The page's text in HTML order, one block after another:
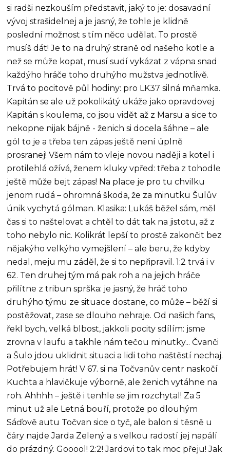
si radši nezkouším představit, jaký to je: dosavadní
vývoj strašidelnej a je jasný, že tohle je klidně
poslední možnost s tím něco udělat. To prostě
musíš dát! Je to na druhý straně od našeho kotle a
než se může kopat, musí sudí vykázat z vápna snad
každýho hráče toho druhýho mužstva jednotlivě.
Trvá to pocitově půl hodiny: pro LK37 silná mňamka.
Kapitán se ale už pokolikátý ukáže jako opravdovej
Kapitán s koulema, co jsou vidět až z Marsu a sice to
nekopne nijak bájně - ženich si docela šáhne – ale
gól to je a třeba ten zápas ještě není úplně
prosranej! Všem nám to vleje novou naději a kotel i
protilehlá ožívá, ženem kluky vpřed: třeba z tohodle
ještě může bejt zápas! Na place je pro tu chvilku
jenom rudá – ohromná škoda, že za minutku Šulův
únik vychytá gólman. Klasika: Lukáš běžel sám, měl
čas si to naštelovat a chtěl to dát tak na jistotu, až z
toho nebylo nic. Kolikrát lepší to prostě zakončit bez
nějakýho velkýho vymejšlení – ale beru, že kdyby
nedal, meju mu záděl, že si to nepřipravil. 1:2 trvá i v
62. Ten druhej tým má pak roh a na jejich hráče
přilítne z tribun sprška: je jasný, že hráč toho
druhýho týmu ze situace dostane, co může – běží si
postěžovat, zase se dlouho nehraje. Od našich fans,
řekl bych, velká blbost, jakkoli pocity sdílím: jsme
zrovna v laufu a takhle nám tečou minutky... Čvanči
a Šulo jdou uklidnit situaci a lidi toho naštěstí nechaj.
Potřebujem hrát! V 67. si na Točvanův centr naskočí
Kuchta a hlavičkuje výborně, ale ženich vytáhne na
roh. Ahhhh – ještě i tenhle se jim rozchytal! Za 5
minut už ale Letná bouří, protože po dlouhým
Sáďově autu Točvan sice o tyč, ale balon si těsně u
čáry najde Jarda Zelený a s velkou radostí jej napálí
do prázdný. Gooool! 2:2! Jardovi to tak moc přeju! Jak